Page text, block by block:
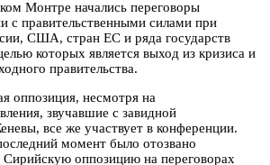
Монтре начались переговоры
с правительственными силами при
США, стран ЕС и ряда государств
которых является выход из кризиса и
правительства.
оппозиция, несмотря на
звучавшие с завидной
все же участвует в конференции.
момент было отозвано
оппозицию на переговорах